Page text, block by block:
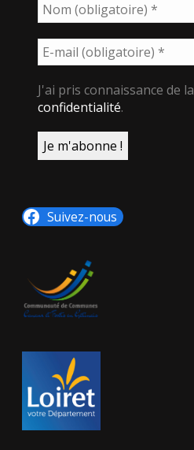
J'ai pris connaissance de la
confidentialité.
Suivez-nous